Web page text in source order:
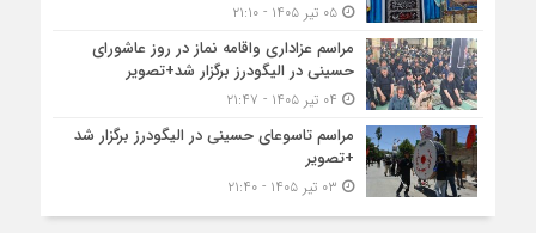
۰۵ تیر ۱۴۰۵ - ۲۱:۱۰
مراسم عزاداری واقامه نماز در روز عاشورای
حسینی در الیگودرز برگزار شد+تصویر
مراسم تاسوعای حسینی در الیگودرز برگزار شد
+تصویر